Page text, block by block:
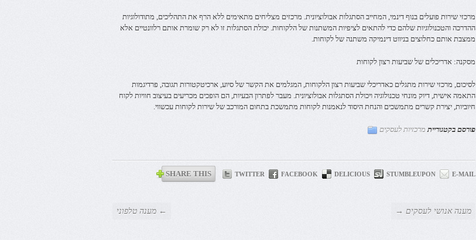
מרכזי שירות פועלים בנוף דינמי, המחייב הסתגלות אבולוציונית. מרכזים מצליחים מתאימים ללא הרף את התהליכים, מתודולוגיות
ההדרכה והטכנולוגיות שלהם כדי להתאים לציפיות המשתנות של הלקוחות. יכולת הסתגלות זו לא רק שומרת אותם רלוונטיים אלא
ממצבת אותם כחלוצים בניווט דינמיקה משתנה של לקוחות.
מסקנה: אדריכלים של שביעות רצון לקוחות
לסיכום, מרכזי שירות מתגלים כאדריכלי שביעות רצון הלקוחות, המגלמים את הקשר של סיוע, ארכיטקטורות תגובה, פרדיגמות
התאמה אישית, דיוק מונחי טכנולוגיה ויכולת הסתגלות אבולוציונית. מעבר לפתרון הבעיות, הם הופכים מכריעים בעיצוב חוויות לקוח
חיוביות, יצירת קשרים מתמשכים והנחת היסוד לנאמנות לקוחות מתמשכת בתחום המורכב של שירות לקוחות עכשווי.
פורסם בקטגוריית מרכזיות לעסקים
SHARE THIS TWITTER FACEBOOK DELICIOUS STUMBLEUPON E-MAIL
← מענה טלפוני מענה אנושי לעסקים →